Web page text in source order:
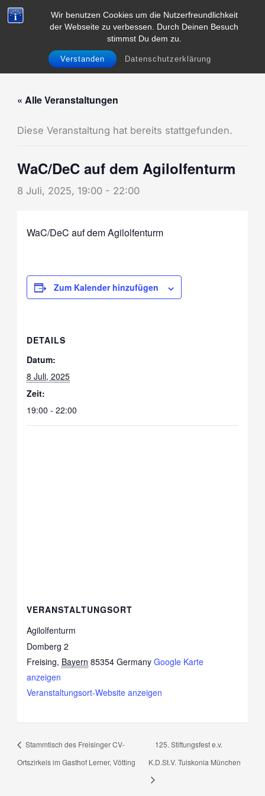
Wir benutzen Cookies um die Nutzerfreundlichkeit
der Webseite zu verbessen. Durch Deinen Besuch
stimmst Du dem zu.
Verstanden Datenschutzerklärung
Zum
Inhalt
Menü
« Alle Veranstaltungen
Diese Veranstaltung hat bereits stattgefunden.
WaC/DeC auf dem Agilolfenturm
8 Juli, 2025, 19:00- 22:00
WaC/DeC auf dem Agilolfenturm
Zum Kalender hinzufügen
DETAILS
Datum:
8 Juli, 2025
Zeit:
19:00 - 22:00
VERANSTALTUNGSORT
Agilolfenturm
Domberg 2
Freising, Bayern 85354 Germany Google Karte
anzeigen
Veranstaltungsort-Website anzeigen
Stammtisch des Freisinger CV-
Ortszirkels im Gasthof Lerner, Vötting
125. Stiftungsfest e.v.
K.D.St.V. Tuiskonia München